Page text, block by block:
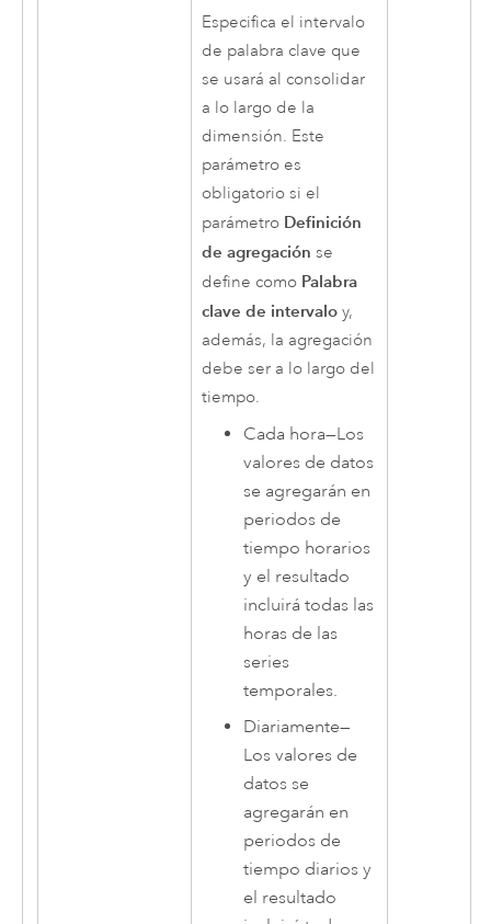
Especifica el intervalo
de palabra clave que
se usará al consolidar
a lo largo de la
dimensión. Este
parámetro es
obligatorio si el
parámetro Definición
de agregación se
define como Palabra
clave de intervaloy,
además, la agregación
debe ser a lo largo del
tiempo.
Cada hora—Los
valores de datos
se agregarán en
periodos de
tiempo horarios
y el resultado
incluirá todas las
horas de las
series
temporales.
Diariamente—
Los valores de
datos se
agregarán en
periodos de
tiempo diarios y
el resultado